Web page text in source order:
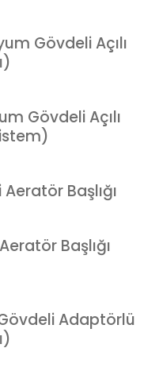
Gövdeli Açılı
Gövdeli Açılı
Başlığı
Başlığı
Adaptörlü